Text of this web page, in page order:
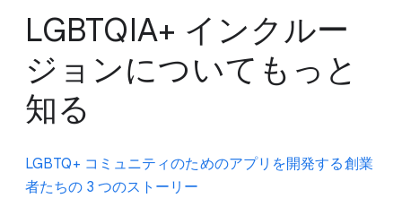
LGBTQIA+ インクルー
ジョンについてもっと
知る
LGBTQ+ コミュニティのためのアプリを開発する創業
者たちの 3 つのストーリー